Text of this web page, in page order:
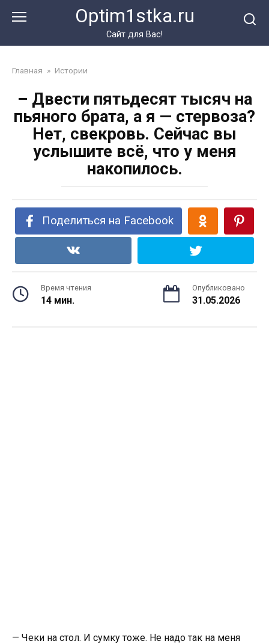
Optim1stka.ru
Сайт для Вас!
Главная » Истории
– Двести пятьдесят тысяч на
пьяного брата, а я — стервоза?
Нет, свекровь. Сейчас вы
услышите всё, что у меня
накопилось.
Поделиться на Facebook
Время чтения
14 мин.
Опубликовано
31.05.2026
— Чеки на стол. И сумку тоже. Не надо так на меня